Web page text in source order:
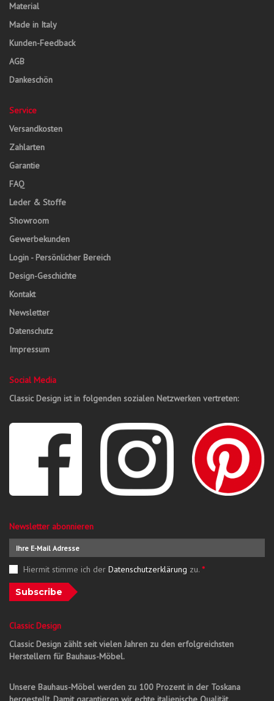
Material
Made in Italy
Kunden-Feedback
AGB
Dankeschön
Service
Versandkosten
Zahlarten
Garantie
FAQ
Leder & Stoffe
Showroom
Gewerbekunden
Login - Persönlicher Bereich
Design-Geschichte
Kontakt
Newsletter
Datenschutz
Impressum
Social Media
Classic Design ist in folgenden sozialen Netzwerken vertreten:
Newsletter abonnieren
Hiermit stimme ich der Datenschutzerklärung zu. *
Subscribe
Classic Design
Classic Design zählt seit vielen Jahren zu den erfolgreichsten
Herstellern für Bauhaus-Möbel.
Unsere Bauhaus-Möbel werden zu 100 Prozent in der Toskana